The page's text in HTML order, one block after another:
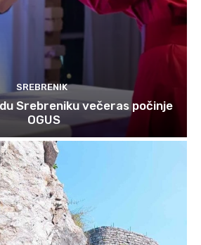
SREBRENIK
Srebreniku večeras počinje
OGUS